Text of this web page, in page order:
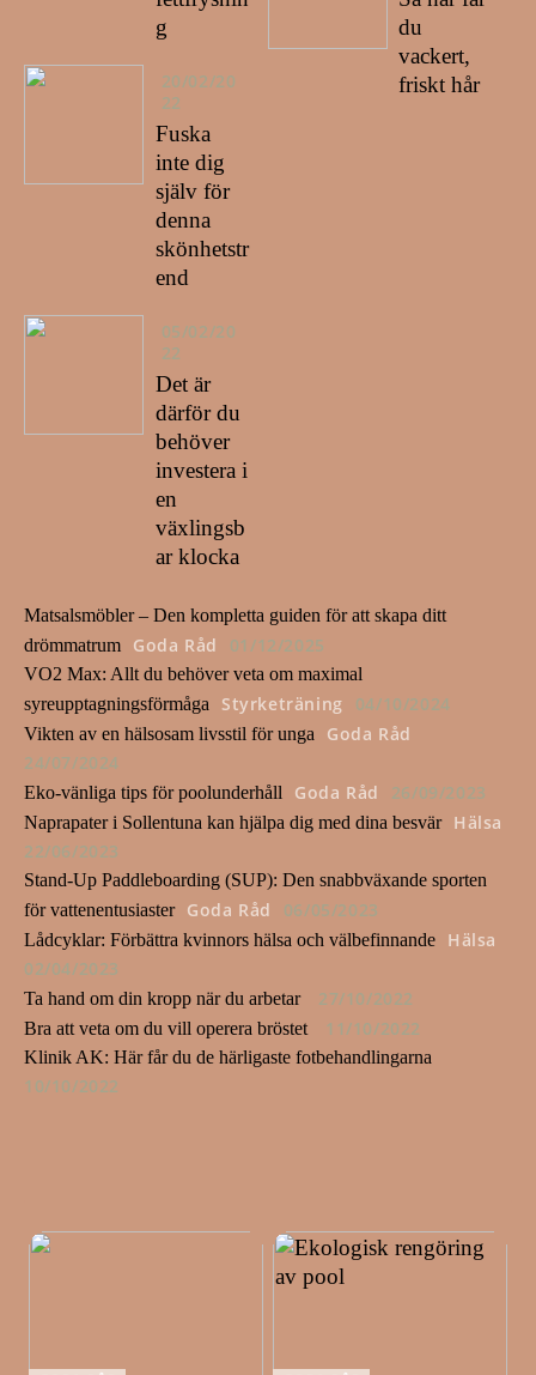
g
20/02/20
22
Fuska
inte dig
själv för
denna
skönhetstr
end
05/02/20
22
Det är
därför du
behöver
investera i
en
växlingsb
ar klocka
du
vackert,
friskt hår
Matsalsmöbler – Den kompletta guiden för att skapa ditt
drömmatrum
Goda Råd 01/12/2025
VO2 Max: Allt du behöver veta om maximal
syreupptagningsförmåga
Styrketräning 04/10/2024
Vikten av en hälsosam livsstil för unga
Goda Råd
24/07/2024
Eko-vänliga tips för poolunderhåll Goda Råd 26/09/2023
Naprapater i Sollentuna kan hjälpa dig med dina besvär
Hälsa
22/06/2023
Stand-Up Paddleboarding (SUP): Den snabbväxande sporten
för vattenentusiaster
Goda Råd 06/05/2023
Lådcyklar: Förbättra kvinnors hälsa och välbefinnande
Hälsa
02/04/2023
Ta hand om din kropp när du arbetar 27/10/2022
Bra att veta om du vill operera bröstet 11/10/2022
Klinik AK: Här får du de härligaste fotbehandlingarna
10/10/2022